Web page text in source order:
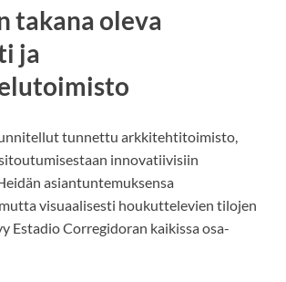
takana oleva
ja
tunnettu arkkitehtitoimisto,
innovatiivisiin
asiantuntemuksensa
visuaalisesti houkuttelevien tilojen
Estadio Corregidoran kaikissa osa-